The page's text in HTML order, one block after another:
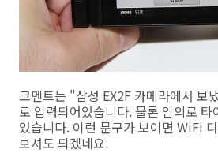
코멘트는 "삼성 EX2F 카메라에서 보
로 입력되어있습니다. 물론 임의로
있습니다. 이런 문구가 보이면 WiFi
보셔도 되겠네요.